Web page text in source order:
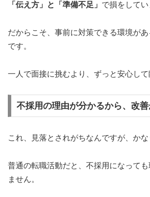
「伝え方」と「準備不足」 で損をしてい
だからこそ、事前に対策できる環境が
です。
一人で面接に挑むより、ずっと安心して
不採用の理由が分かるから、改
これ、見落とされがちなんですが、かな
普通の転職活動だと、不採用になっても
ません。